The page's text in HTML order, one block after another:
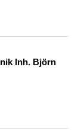
Inh. Björn